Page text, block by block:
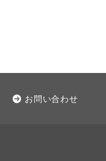
お問い合わせ